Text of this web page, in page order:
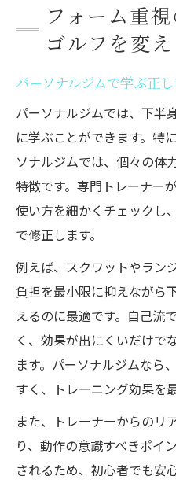
フォーム重
ゴルフを変え
パーソナルジムで学ぶ正
パーソナルジムでは、下半
に学ぶことができます。特
ソナルジムでは、個々の体
特徴です。専門トレーナー
使い方を細かくチェックし
で修正します。
例えば、スクワットやラン
負担を最小限に抑えながら
えるのに最適です。自己流
く、効果が出にくいだけで
ます。パーソナルジムなら
すく、トレーニング効果を
また、トレーナーからのリ
り、動作の意識すべきポイ
されるため、初心者でも安